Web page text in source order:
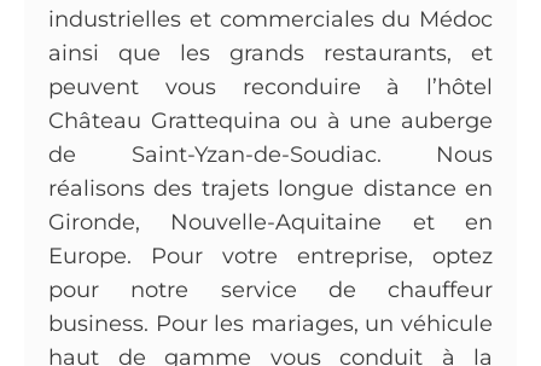
industrielles et commerciales du Médoc
ainsi que les grands restaurants, et
peuvent vous reconduire à l’hôtel
Château Grattequina ou à une auberge
de Saint-Yzan-de-Soudiac. Nous
réalisons des trajets longue distance en
Gironde, Nouvelle-Aquitaine et en
Europe. Pour votre entreprise, optez
pour notre service de chauffeur
business. Pour les mariages, un véhicule
haut de gamme vous conduit à la